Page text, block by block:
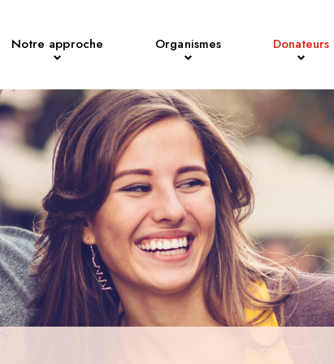
Notre approche Organismes Donateurs